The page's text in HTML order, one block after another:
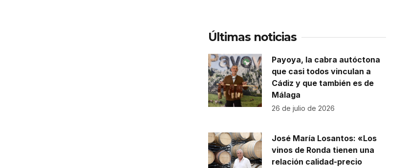
Últimas noticias
Payoya, la cabra autóctona
que casi todos vinculan a
Cádiz y que también es de
Málaga
26 de julio de 2026
José María Losantos: «Los
vinos de Ronda tienen una
relación calidad-precio